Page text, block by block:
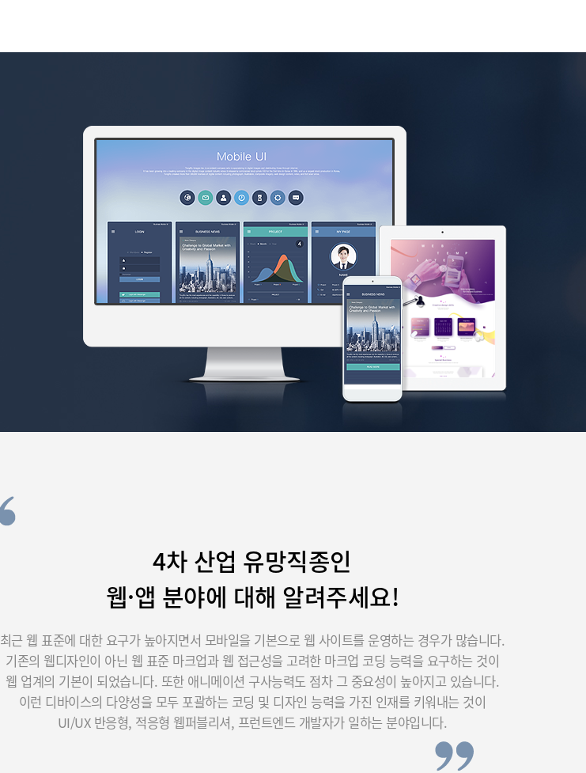
4차 산업 유망직종인
웹·앱 분야에 대해 알려주세요!
최근 웹 표준에 대한 요구가 높아지면서 모바일을 기본으로 웹 사이트를 운영하는 경우가 많습니다.
기존의 웹디자인이 아닌 웹 표준 마크업과 웹 접근성을 고려한 마크업 코딩 능력을 요구하는 것이
웹 업계의 기본이 되었습니다. 또한 애니메이션 구사능력도 점차 그 중요성이 높아지고 있습니다.
이런 디바이스의 다양성을 모두 포괄하는 코딩 및 디자인 능력을 가진 인재를 키워내는 것이
UI/UX 반응형, 적응형 웹퍼블리셔, 프런트엔드 개발자가 일하는 분야입니다.